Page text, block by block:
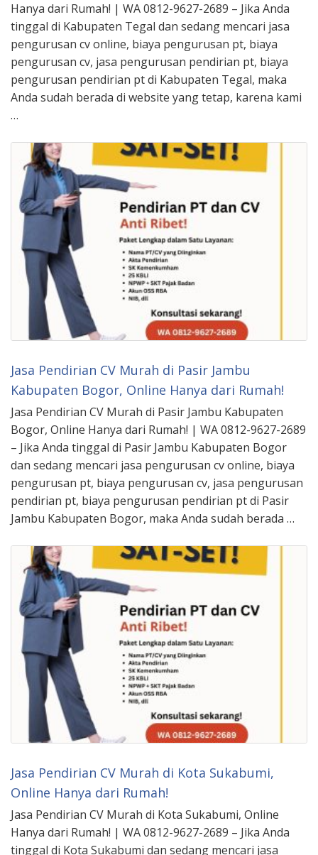
Hanya dari Rumah! | WA 0812-9627-2689 – Jika Anda
tinggal di Kabupaten Tegal dan sedang mencari jasa
pengurusan cv online, biaya pengurusan pt, biaya
pengurusan cv, jasa pengurusan pendirian pt, biaya
pengurusan pendirian pt di Kabupaten Tegal, maka
Anda sudah berada di website yang tetap, karena kami
…
Jasa Pendirian CV Murah di Pasir Jambu
Kabupaten Bogor, Online Hanya dari Rumah!
Jasa Pendirian CV Murah di Pasir Jambu Kabupaten
Bogor, Online Hanya dari Rumah! | WA 0812-9627-2689
– Jika Anda tinggal di Pasir Jambu Kabupaten Bogor
dan sedang mencari jasa pengurusan cv online, biaya
pengurusan pt, biaya pengurusan cv, jasa pengurusan
pendirian pt, biaya pengurusan pendirian pt di Pasir
Jambu Kabupaten Bogor, maka Anda sudah berada …
Jasa Pendirian CV Murah di Kota Sukabumi,
Online Hanya dari Rumah!
Jasa Pendirian CV Murah di Kota Sukabumi, Online
Hanya dari Rumah! | WA 0812-9627-2689 – Jika Anda
tinggal di Kota Sukabumi dan sedang mencari jasa